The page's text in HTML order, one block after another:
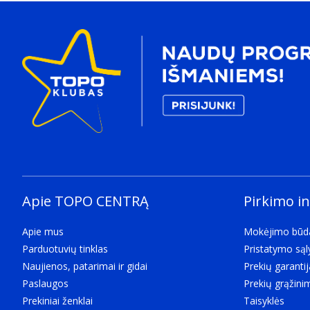
Apie TOPO CENTRĄ
Apie mus
Parduotuvių tinklas
Naujienos, patarimai ir gidai
Paslaugos
Prekiniai ženklai
Pirkimo
Mokėjimo
Pristatymo
Prekių
Prekių
Taisyklės